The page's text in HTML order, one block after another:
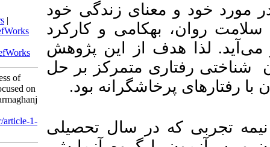
زندگی خود
و کارکرد
این پژوهش
بر حل
بود.
سال تحصیلی
Download citation:
BibTeX
RIS| EndNote Medlars|
ProCite
Reference Manager | RefWorks
Send citation to:
Mendeley
Zotero RefWorks
Khodabakhsh M. The Effectiveness of
Cognitive Behavioral Therapy Focused on
Problem Solving on Loneliness. armaghanj
URL:http://armaghanj.yums.ac.ir/article-1-
3504-fa.html